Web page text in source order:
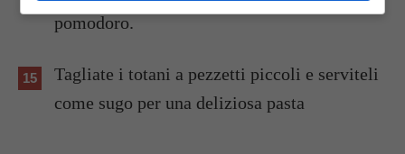
pomodoro.
Tagliate i totani a pezzetti piccoli e serviteli
come sugo per una deliziosa pasta